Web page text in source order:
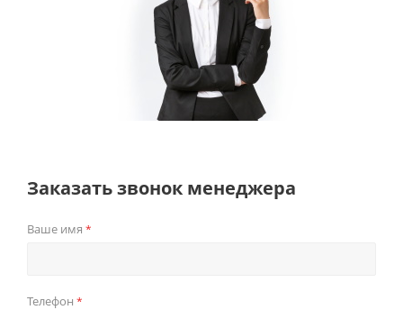
Заказать звонок менеджера
Ваше имя *
Телефон *